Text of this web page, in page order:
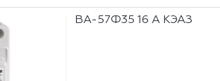
ВА-57Ф35 16 А КЭАЗ